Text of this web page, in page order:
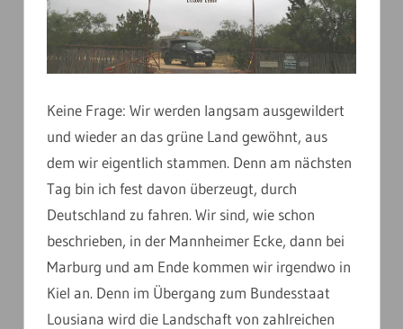
Keine Frage: Wir werden langsam ausgewildert
und wieder an das grüne Land gewöhnt, aus
dem wir eigentlich stammen. Denn am nächsten
Tag bin ich fest davon überzeugt, durch
Deutschland zu fahren. Wir sind, wie schon
beschrieben, in der Mannheimer Ecke, dann bei
Marburg und am Ende kommen wir irgendwo in
Kiel an. Denn im Übergang zum Bundesstaat
Lousiana wird die Landschaft von zahlreichen